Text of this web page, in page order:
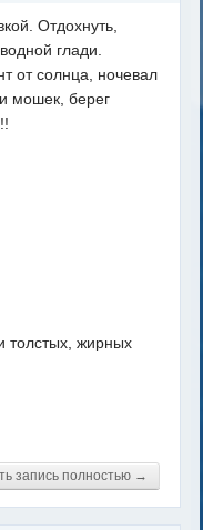
Отдохнуть,
глади.
от солнца, ночевал
мошек, берег
толстых, жирных
запись полностью →